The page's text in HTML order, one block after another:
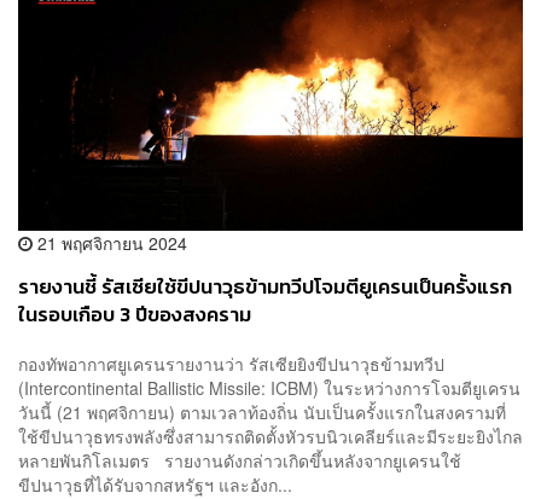
21 พฤศจิกายน 2024
รายงานชี้ รัสเซียใช้ขีปนาวุธข้ามทวีปโจมตียูเครนเป็นครั้งแรก
ในรอบเกือบ 3 ปีของสงคราม
กองทัพอากาศยูเครนรายงานว่า รัสเซียยิงขีปนาวุธข้ามทวีป
(Intercontinental Ballistic Missile: ICBM) ในระหว่างการโจมตียูเครน
วันนี้ (21 พฤศจิกายน) ตามเวลาท้องถิ่น นับเป็นครั้งแรกในสงครามที่
ใช้ขีปนาวุธทรงพลังซึ่งสามารถติดตั้งหัวรบนิวเคลียร์และมีระยะยิงไกล
หลายพันกิโลเมตร รายงานดังกล่าวเกิดขึ้นหลังจากยูเครนใช้
ขีปนาวุธที่ได้รับจากสหรัฐฯ และอังก...